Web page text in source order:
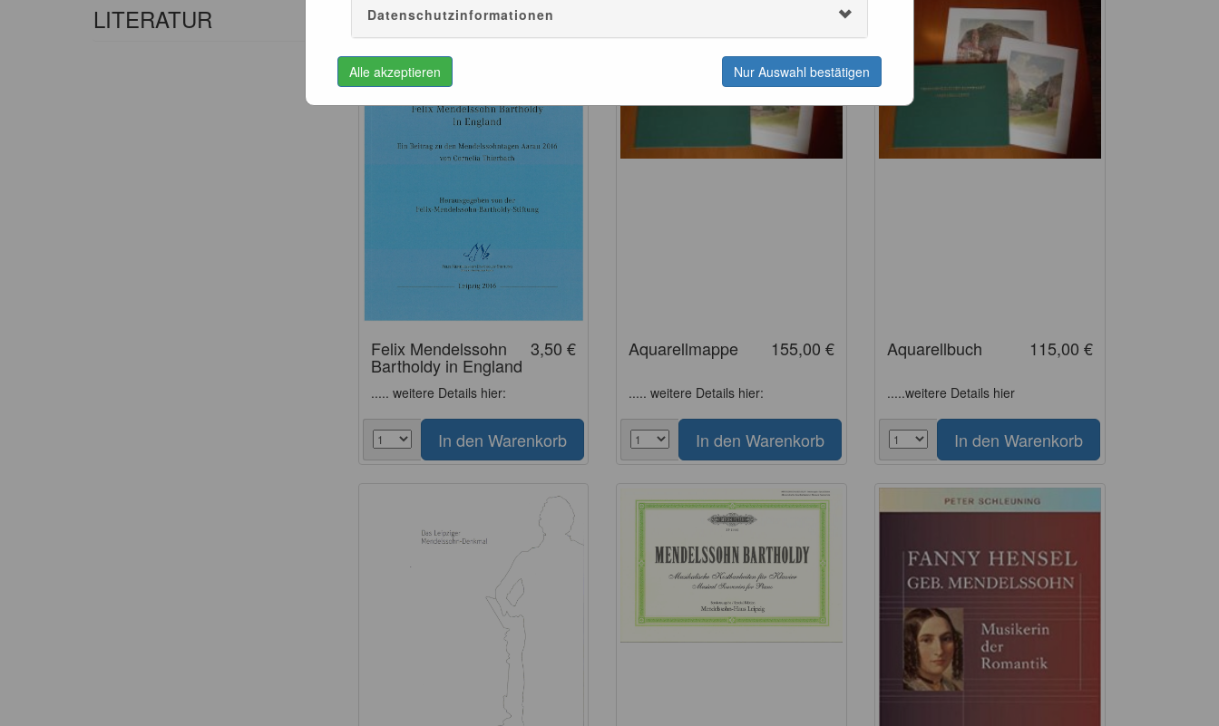
Datenschutzinformationen
Alle akzeptieren Nur Auswahl bestätigen
LITERATUR
3,50 €
Felix Mendelssohn
Bartholdy in England
..... weitere Details hier:
155,00 €
Aquarellmappe
..... weitere Details hier:
115,00 €
Aquarellbuch
.....weitere Details hier